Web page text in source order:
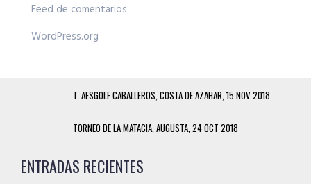
Feed de comentarios
WordPress.org
T. AESGOLF CABALLEROS, COSTA DE AZAHAR, 15 NOV 2018
TORNEO DE LA MATACIA, AUGUSTA, 24 OCT 2018
ENTRADAS RECIENTES